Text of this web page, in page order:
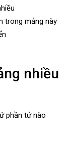
trong mảng này
nhiều
phần tử nào